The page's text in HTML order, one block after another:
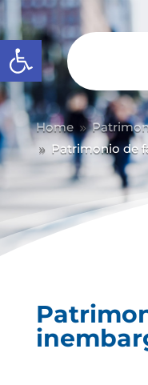
Abrir barra de
Home 9
9 Patrimonio de